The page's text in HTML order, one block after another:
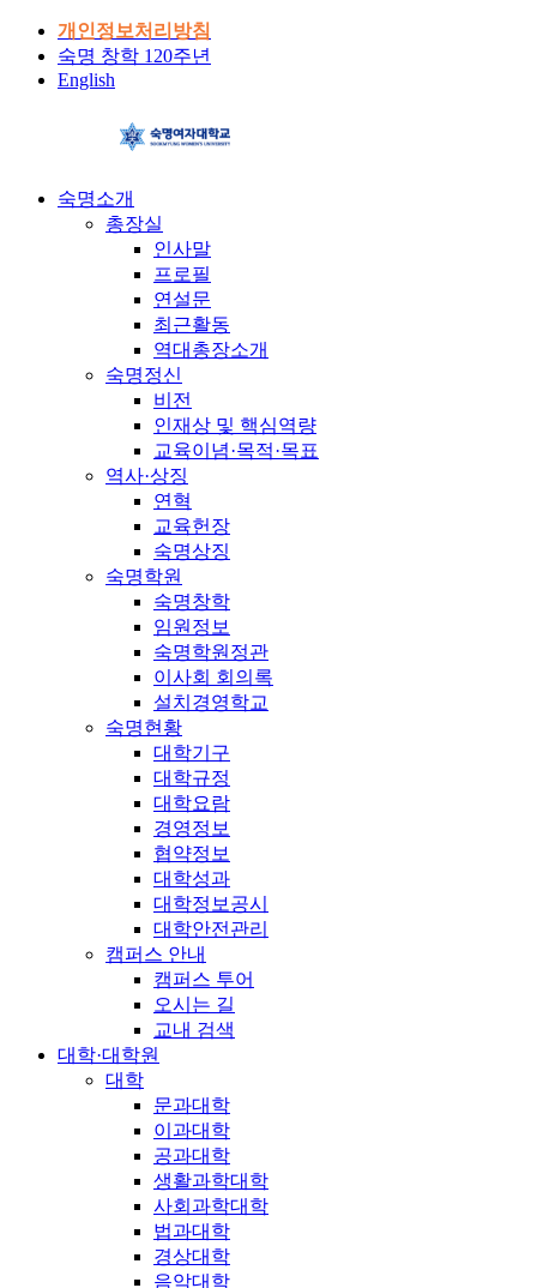
개인정보처리방침
숙명 창학 120주년
English
숙명소개
총장실
인사말
프로필
연설문
최근활동
역대총장소개
숙명정신
비전
인재상 및 핵심역량
교육이념·목적·목표
역사·상징
연혁
교육헌장
숙명상징
숙명학원
숙명창학
임원정보
숙명학원정관
이사회 회의록
설치경영학교
숙명현황
대학기구
대학규정
대학요람
경영정보
협약정보
대학성과
대학정보공시
대학안전관리
캠퍼스 안내
캠퍼스 투어
오시는 길
교내 검색
대학·대학원
대학
문과대학
이과대학
공과대학
생활과학대학
사회과학대학
법과대학
경상대학
음악대학